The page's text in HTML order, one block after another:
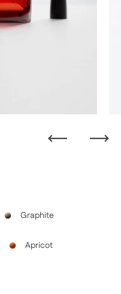
Graphite
Apricot